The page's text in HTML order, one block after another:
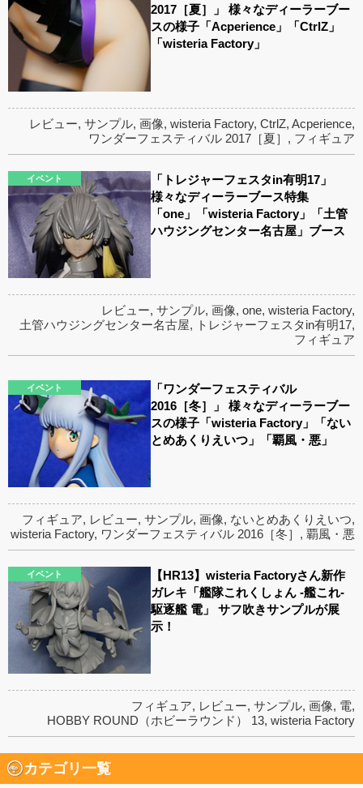
2017［夏］」 様々なディーラーブー
スの様子「Acperience」「CtrlZ」
「wisteria Factory」
レビュー, サンプル, 画像, wisteria Factory, CtrlZ, Acperience,
ワンダーフェスティバル 2017［夏］ , フィギュア
イベント
「トレジャーフェスタin有明17」
様々なディーラーブース特集
「one」「wisteria Factory」「土管
ハウジングセンター名古屋」ブース
レビュー, サンプル, 画像, one, wisteria Factory,
土管ハウジングセンター名古屋, トレジャーフェスタin有明17,
フィギュア
イベント
「ワンダーフェスティバル
2016［冬］」 様々なディーラーブー
スの様子「wisteria Factory」「ない
とめあくりえいつ」「覇風・悪」
フィギュア, レビュー, サンプル, 画像, ないとめあくりえいつ,
wisteria Factory, ワンダーフェスティバル 2016［冬］ , 覇風・悪
イベント
【HR13】wisteria Factoryさん新作
ガレキ「艦隊これくしょん -艦これ-
駆逐艦 電」 サフ吹きサンプルが展
示！
フィギュア, レビュー, サンプル, 画像, 電,
HOBBY ROUND（ホビーラウンド） 13, wisteria Factory
カテゴリ一覧